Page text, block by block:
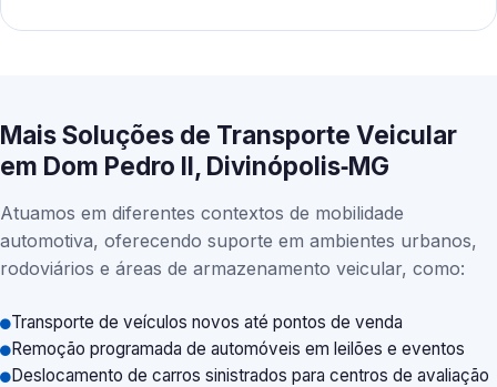
Mais Soluções de Transporte Veicular
em Dom Pedro II, Divinópolis‑MG
Atuamos em diferentes contextos de mobilidade
automotiva, oferecendo suporte em ambientes urbanos,
rodoviários e áreas de armazenamento veicular, como:
Transporte de veículos novos até pontos de venda
Remoção programada de automóveis em leilões e eventos
Deslocamento de carros sinistrados para centros de avaliação